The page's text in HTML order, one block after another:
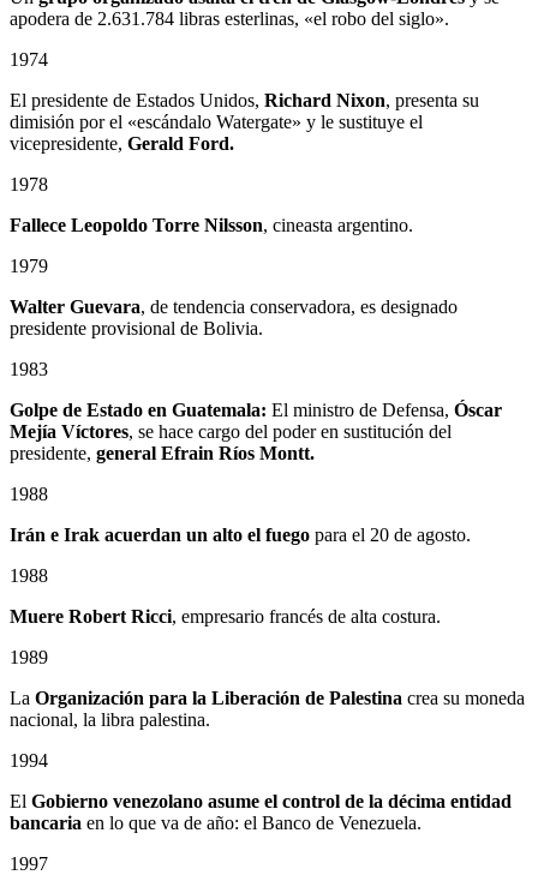
apodera de 2.631.784 libras esterlinas, «el robo del siglo».
1974
El presidente de Estados Unidos, Richard Nixon, presenta su
dimisión por el «escándalo Watergate» y le sustituye el
vicepresidente, Gerald Ford.
1978
Fallece Leopoldo Torre Nilsson, cineasta argentino.
1979
Walter Guevara, de tendencia conservadora, es designado
presidente provisional de Bolivia.
1983
Golpe de Estado en Guatemala: El ministro de Defensa, Óscar
Mejía Víctores, se hace cargo del poder en sustitución del
presidente, general Efrain Ríos Montt.
1988
Irán e Irak acuerdan un alto el fuego para el 20 de agosto.
1988
Muere Robert Ricci, empresario francés de alta costura.
1989
La Organización para la Liberación de Palestina crea su moneda
nacional, la libra palestina.
1994
El Gobierno venezolano asume el control de la décima entidad
bancaria en lo que va de año: el Banco de Venezuela.
1997